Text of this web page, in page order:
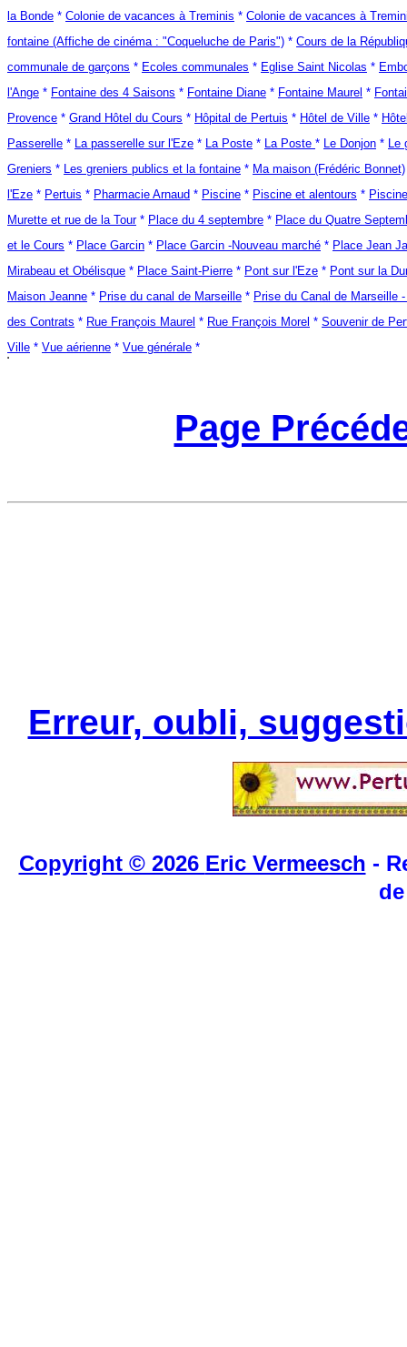
la Bonde * Colonie de vacances à Treminis * Colonie de vacances à
fontaine (Affiche de cinéma : "Coqueluche de Paris") * Cours de la
communale de garçons * Ecoles communales * Eglise Saint Nicolas *
l'Ange * Fontaine des 4 Saisons * Fontaine Diane * Fontaine Maurel *
Provence * Grand Hôtel du Cours * Hôpital de Pertuis * Hôtel de Ville *
Passerelle * La passerelle sur l'Eze * La Poste * La Poste * Le Donjon *
Greniers * Les greniers publics et la fontaine * Ma maison (Frédéric Bonnet)
l'Eze * Pertuis * Pharmacie Arnaud * Piscine * Piscine et alentours *
Murette et rue de la Tour* Place du 4 septembre * Place du Quatre
et le Cours * Place Garcin * Place Garcin -Nouveau marché * Place Jean
Mirabeau et Obélisque * Place Saint-Pierre * Pont sur l'Eze * Pont sur la
Maison Jeanne * Prise du canal de Marseille * Prise du Canal de Marseille
des Contrats * Rue François Maurel * Rue François Morel * Souvenir de
Ville * Vue aérienne * Vue générale *
Page
Erreur, oubli,
Copyright © 2026 Eric Vermeesch -